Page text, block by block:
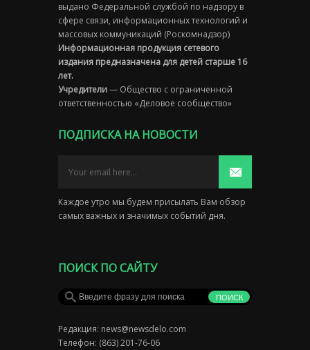
выдано Федеральной службой по надзору в
сфере связи, информационных технологий и
массовых коммуникаций (Роскомнадзор)
Информационная продукция сетевого
издания предназначена для детей старше 16
лет.
Учредители— Общество с ограниченной
ответственностью «Деловое сообщество»
ПОДПИСКА НА НОВОСТИ
Каждое утро мы будем присылать Вам обзор
самых важных и значимых событий дня.
ПОИСК ПО САЙТУ
Редакция: news@newsdelo.com
Телефон: (863) 201-76-06